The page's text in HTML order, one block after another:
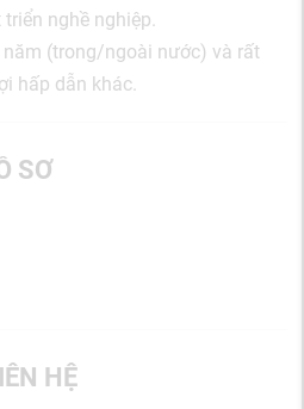
nghề nghiệp.
năm (trong/ngoài nước) và rất
hấp dẫn khác.
SƠ
HỆ